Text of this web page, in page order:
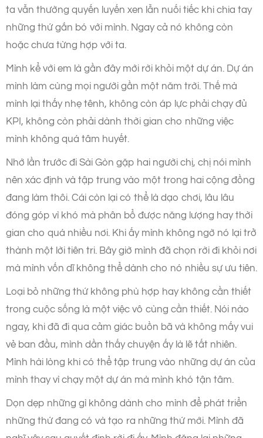
ta vẫn thường quyến luyến xen lẫn nuối tiếc khi chia tay
những thứ gắn bó với mình. Ngay cả nó không còn
hoặc chưa từng hợp với ta.
Mình kể với em là gần đây mới rời khỏi một dự án. Dự án
mình làm cùng mọi người gần một năm trời. Thế mà
mình lại thấy nhẹ tênh, không còn áp lực phải chạy đủ
KPI, không còn phải dành thời gian cho những việc
mình không quá tâm huyết.
Nhớ lần trước đi Sài Gòn gặp hai người chị, chị nói mình
nên xác định và tập trung vào một trong hai cộng đồng
đang làm thôi. Cái còn lại có thể là dạo chơi, lâu lâu
đóng góp vì khó mà phân bổ được năng lượng hay thời
gian cho quá nhiều nơi. Khi ấy mình không ngờ nó lại trở
thành một lời tiên tri. Bây giờ mình đã chọn rời đi khỏi nơi
mà mình vốn dĩ không thể dành cho nó nhiều sự ưu tiên.
Loại bỏ những thứ không phù hợp hay không cần thiết
trong cuộc sống là một việc vô cùng cần thiết. Nói nào
ngay, khi đã đi qua cảm giác buồn bã và không mấy vui
vẻ ban đầu, mình dần thấy chuyện ấy là lẽ tất nhiên.
Mình hài lòng khi có thể tập trung vào những dự án của
mình thay vì chạy một dự án mà mình khó tận tâm.
Dọn dẹp những gì không dành cho mình để phát triển
những thứ đang có và tạo ra những thứ mới. Mình đã